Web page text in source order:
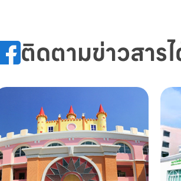
Arithmetic Competition K2(Grop)
โรงเรียนโชคชัยกระบี่-สอบถามข้อมูล
ติดตามข่าวสาร